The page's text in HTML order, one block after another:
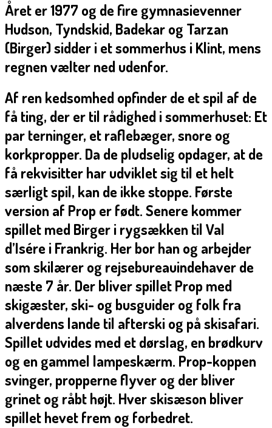
Året er 1977 og de fire gymnasievenner
Hudson, Tyndskid, Badekar og Tarzan
(Birger) sidder i et sommerhus i Klint, mens
regnen vælter ned udenfor.
Af ren kedsomhed opfinder de et spil af de
få ting, der er til rådighed i sommerhuset: Et
par terninger, et raflebæger, snore og
korkpropper. Da de pludselig opdager, at de
få rekvisitter har udviklet sig til et helt
særligt spil, kan de ikke stoppe. Første
version af Prop er født. Senere kommer
spillet med Birger i rygsækken til Val
d’Isére i Frankrig. Her bor han og arbejder
som skilærer og rejsebureauindehaver de
næste 7 år. Der bliver spillet Prop med
skigæster, ski- og busguider og folk fra
alverdens lande til afterski og på skisafari.
Spillet udvides med et dørslag, en brødkurv
og en gammel lampeskærm. Prop-koppen
svinger, propperne flyver og der bliver
grinet og råbt højt. Hver skisæson bliver
spillet hevet frem og forbedret.